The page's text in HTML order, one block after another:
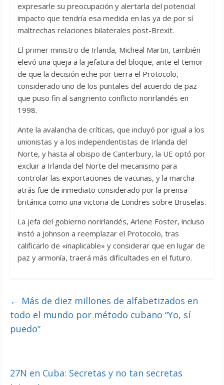
expresarle su preocupación y alertarla del potencial
impacto que tendría esa medida en las ya de por sí
maltrechas relaciones bilaterales post-Brexit.
El primer ministro de Irlanda, Micheal Martin, también
elevó una queja a la jefatura del bloque, ante el temor
de que la decisión eche por tierra el Protocolo,
considerado uno de los puntales del acuerdo de paz
que puso fin al sangriento conflicto norirlandés en
1998.
Ante la avalancha de críticas, que incluyó por igual a los
unionistas y a los independentistas de Irlanda del
Norte, y hasta al obispo de Canterbury, la UE optó por
excluir a Irlanda del Norte del mecanismo para
controlar las exportaciones de vacunas, y la marcha
atrás fue de inmediato considerado por la prensa
británica como una victoria de Londres sobre Bruselas.
La jefa del gobierno norirlandés, Arlene Foster, incluso
instó a Johnson a reemplazar el Protocolo, tras
calificarlo de «inaplicable» y considerar que en lugar de
paz y armonía, traerá más dificultades en el futuro.
← Más de diez millones de alfabetizados en
todo el mundo por método cubano “Yo, sí
puedo”
27N en Cuba: Secretas y no tan secretas